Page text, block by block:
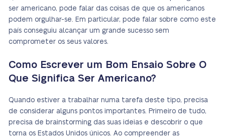
ser americano, pode falar das coisas de que os americanos
podem orgulhar-se. Em particular, pode falar sobre como este
país conseguiu alcançar um grande sucesso sem
comprometer os seus valores.
Como Escrever um Bom Ensaio Sobre O
Que Significa Ser Americano?
Quando estiver a trabalhar numa tarefa deste tipo, precisa
de considerar alguns pontos importantes. Primeiro de tudo,
precisa de brainstorming das suas ideias e descobrir o que
torna os Estados Unidos únicos. Ao compreender as